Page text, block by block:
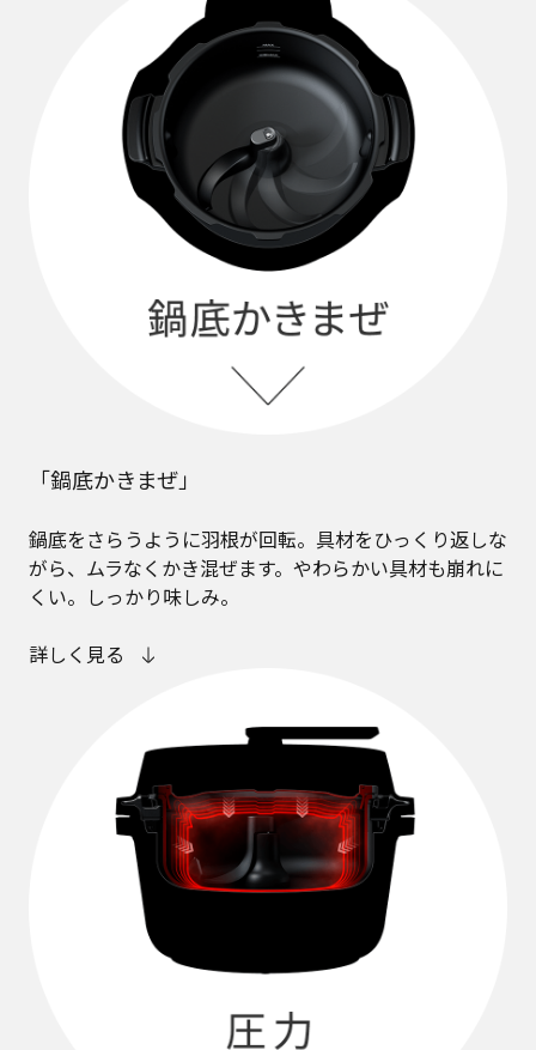
「鍋底かきまぜ」
鍋底をさらうように羽根が回転。具材をひっくり返しな
がら、ムラなくかき混ぜます。やわらかい具材も崩れに
くい。しっかり味しみ。
詳しく見る